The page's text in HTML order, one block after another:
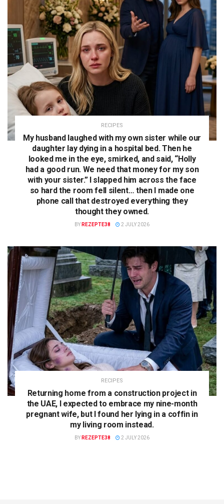
RECIPES
My husband laughed with my own sister while our
daughter lay dying in a hospital bed. Then he
looked me in the eye, smirked, and said, “Holly
had a good run. We need that money for my son
with your sister.” I slapped him across the face
so hard the room fell silent… then I made one
phone call that destroyed everything they
thought they owned.
BY REZEPTE38 2 JULY 2026
RECIPES
Returning home from a construction project in
the UAE, I expected to embrace my nine-month
pregnant wife, but I found her lying in a coffin in
my living room instead.
BY REZEPTE38 2 JULY 2026